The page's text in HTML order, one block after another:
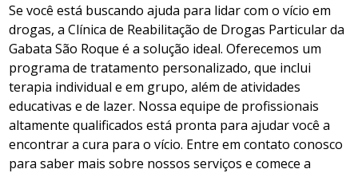
Se você está buscando ajuda para lidar com o vício em
drogas, a Clínica de Reabilitação de Drogas Particular da
Gabata São Roque é a solução ideal. Oferecemos um
programa de tratamento personalizado, que inclui
terapia individual e em grupo, além de atividades
educativas e de lazer. Nossa equipe de profissionais
altamente qualificados está pronta para ajudar você a
encontrar a cura para o vício. Entre em contato conosco
para saber mais sobre nossos serviços e comece a